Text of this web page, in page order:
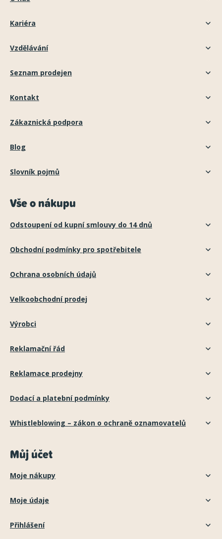
Kariéra
Vzdělávání
Seznam prodejen
Kontakt
Zákaznická podpora
Blog
Slovník pojmů
Vše o nákupu
Odstoupení od kupní smlouvy do 14 dnů
Obchodní podmínky pro spotřebitele
Ochrana osobních údajů
Velkoobchodní prodej
Výrobci
Reklamační řád
Reklamace prodejny
Dodací a platební podmínky
Whistleblowing – zákon o ochraně oznamovatelů
Můj účet
Moje nákupy
Moje údaje
Přihlášení